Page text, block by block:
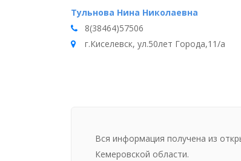
Тульнова Нина Николаевна
8(38464)57506
г.Киселевск, ул.50лет Города,11/а
Вся информация получена из
Кемеровской области.